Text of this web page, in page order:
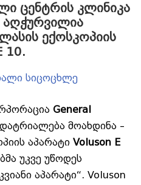
ცენტრის კლინიკა
აღჭურვილია
ექოსკოპიის
10.
სიცოცხლე
General
მოახდინა –
აპარატი Voluson E
უკვე უწოდეს
აპარატი“. Voluson